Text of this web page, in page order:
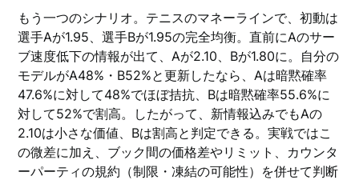
もう一つのシナリオ。テニスのマネーラインで、初動は
選手Aが1.95、選手Bが1.95の完全均衡。直前にAのサー
ブ速度低下の情報が出て、Aが2.10、Bが1.80に。自分の
モデルがA48%・B52%と更新したなら、Aは暗黙確率
47.6%に対して48%でほぼ拮抗、Bは暗黙確率55.6%に
対して52%で割高。したがって、新情報込みでもAの
2.10は小さな価値、Bは割高と判定できる。実戦ではこ
の微差に加え、ブック間の価格差やリミット、カウンタ
ーパーティの規約（制限・凍結の可能性）を併せて判断